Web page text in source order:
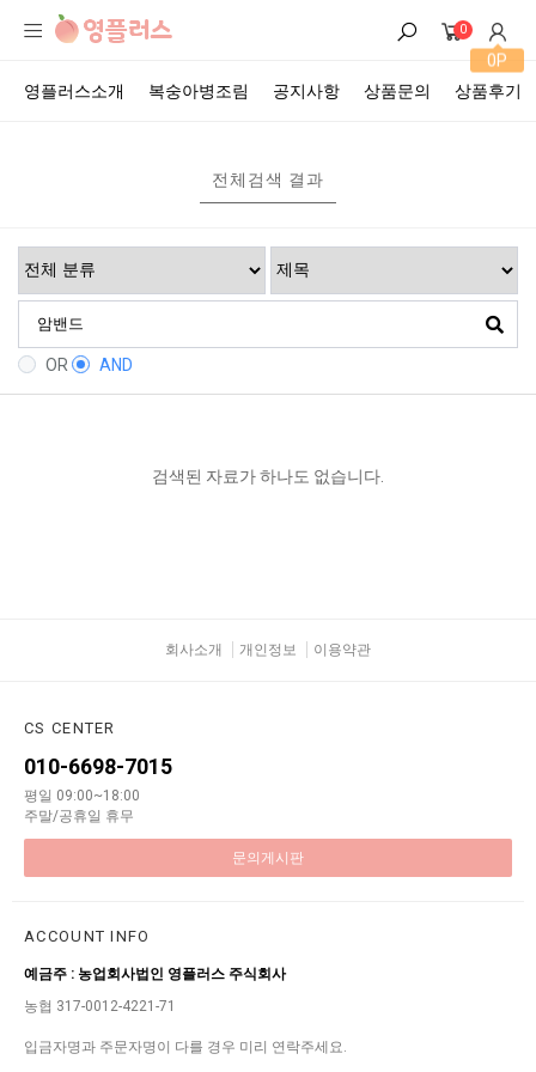
0
0P
영플러스소개
복숭아병조림 공지사항 상품문의 상품후기
전체검색 결과
OR AND
검색된 자료가 하나도 없습니다.
회사소개 개인정보 이용약관
CS CENTER
010-6698-7015
평일 09:00~18:00
주말/공휴일 휴무
문의게시판
ACCOUNT INFO
예금주 : 농업회사법인 영플러스 주식회사
농협 317-0012-4221-71
입금자명과 주문자명이 다를 경우 미리 연락주세요.